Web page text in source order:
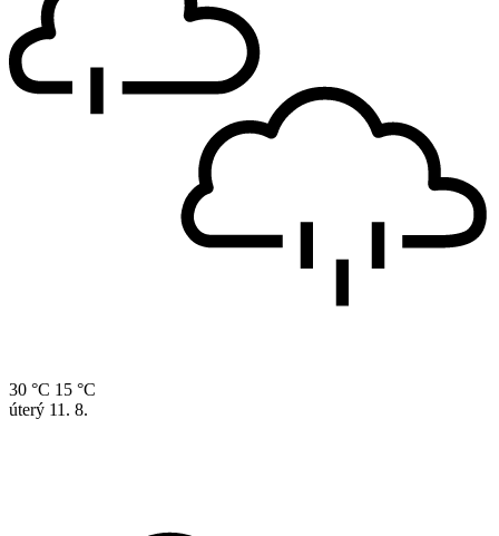
30 °C 15 °C
úterý 11. 8.